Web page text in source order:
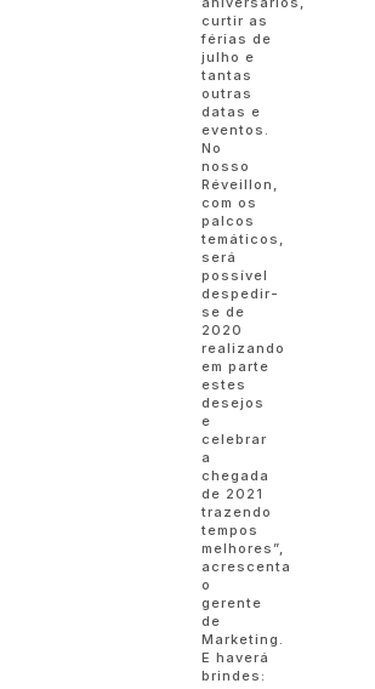
curtir as
férias de
julho e
tantas
outras
datas e
eventos.
No
nosso
Réveillon,
com os
palcos
temáticos,
será
possível
despedir-
se de
2020
realizando
em parte
estes
desejos
e
celebrar
a
chegada
de 2021
trazendo
tempos
melhores”,
acrescenta
o
gerente
de
Marketing.
E haverá
brindes: